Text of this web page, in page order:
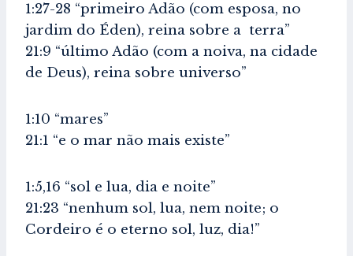
1:27-28 “primeiro Adão (com esposa, no
jardim do Éden), reina sobre a terra”
21:9 “último Adão (com a noiva, na cidade
de Deus), reina sobre universo”
1:10 “mares”
21:1 “e o mar não mais existe”
1:5,16 “sol e lua, dia e noite”
21:23 “nenhum sol, lua, nem noite; o
Cordeiro é o eterno sol, luz, dia!”